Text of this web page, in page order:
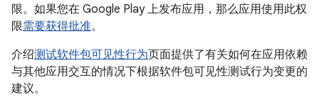
限。如果您在 Google Play 上发布应用，那么应用使用此权
限需要获得批准。
介绍测试软件包可见性行为页面提供了有关如何在应用依赖
与其他应用交互的情况下根据软件包可见性测试行为变更的
建议。